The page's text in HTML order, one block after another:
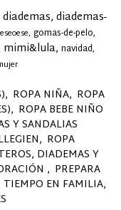
diademas diademas-
eseoese gomas-de-pelo
mimi&lula navidad
ROPA NIÑA ROPA
ROPA BEBE NIÑO
Y SANDALIAS
ROPA
DIADEMAS Y
PREPARA
TIEMPO EN FAMILIA,